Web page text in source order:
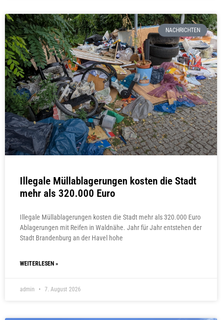
NACHRICHTEN
Illegale Müllablagerungen kosten die Stadt
mehr als 320.000 Euro
Illegale Müllablagerungen kosten die Stadt mehr als 320.000 Euro
Ablagerungen mit Reifen in Waldnähe. Jahr für Jahr entstehen der
Stadt Brandenburg an der Havel hohe
WEITERLESEN »
admin 7. August 2026